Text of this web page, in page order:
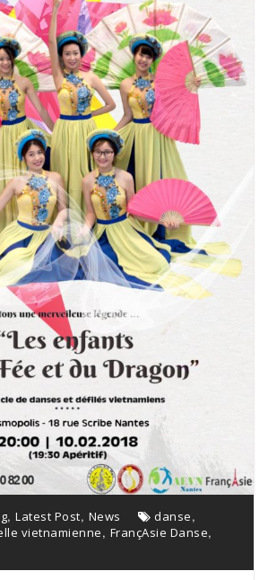
, Latest Post, News danse,
vietnamienne, FrançAsie Danse,